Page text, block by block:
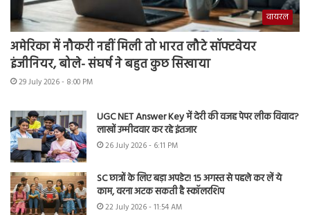
वायरल
अमेरिका में नौकरी नहीं मिली तो भारत लौटे सॉफ्टवेयर
इंजीनियर, बोले- संघर्ष ने बहुत कुछ सिखाया
29 July 2026 - 8:00 PM
UGC NET Answer Key में देरी की वजह पेपर लीक विवाद?
लाखों उम्मीदवार कर रहे इंतजार
26 July 2026 - 6:11 PM
SC छात्रों के लिए बड़ा अपडेट! 15 अगस्त से पहले कर लें ये
काम, वरना अटक सकती है स्कॉलरशिप
22 July 2026 - 11:54 AM